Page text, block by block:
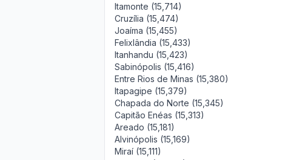
Itamonte (15,714)
Cruzília (15,474)
Joaíma (15,455)
Felixlândia (15,433)
Itanhandu (15,423)
Sabinópolis (15,416)
Entre Rios de Minas (15,380)
Itapagipe (15,379)
Chapada do Norte (15,345)
Capitão Enéas (15,313)
Areado (15,181)
Alvinópolis (15,169)
Miraí (15,111)